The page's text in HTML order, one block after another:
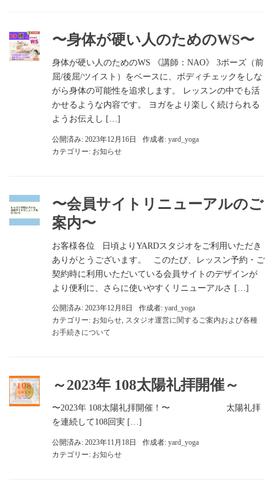
〜身体が硬い人のためのWS〜
身体が硬い人のためのWS 《講師：NAO》 3ポーズ（前
屈/後屈/ツイスト）をベースに、ボディチェックをしな
がら身体の可能性を追求します。 レッスンの中でも活
かせるような内容です。 ヨガをより楽しく続けられる
ようお伝えし […]
公開済み: 2023年12月16日 作成者: yard_yoga
カテゴリー: お知らせ
〜会員サイトリニューアルのご
案内〜
お客様各位 日頃よりYARDスタジオをご利用いただき
ありがとうございます。 このたび、レッスン予約・ご
契約時に利用いただいている会員サイトのデザインが
より便利に、さらに使いやすくリニューアルさ […]
公開済み: 2023年12月8日 作成者: yard_yoga
カテゴリー: お知らせ, スタジオ運営に関するご案内および各種
お手続きについて
～2023年 108太陽礼拝開催～
〜2023年 108太陽礼拝開催！〜 太陽礼拝
を連続して108回実 […]
公開済み: 2023年11月18日 作成者: yard_yoga
カテゴリー: お知らせ